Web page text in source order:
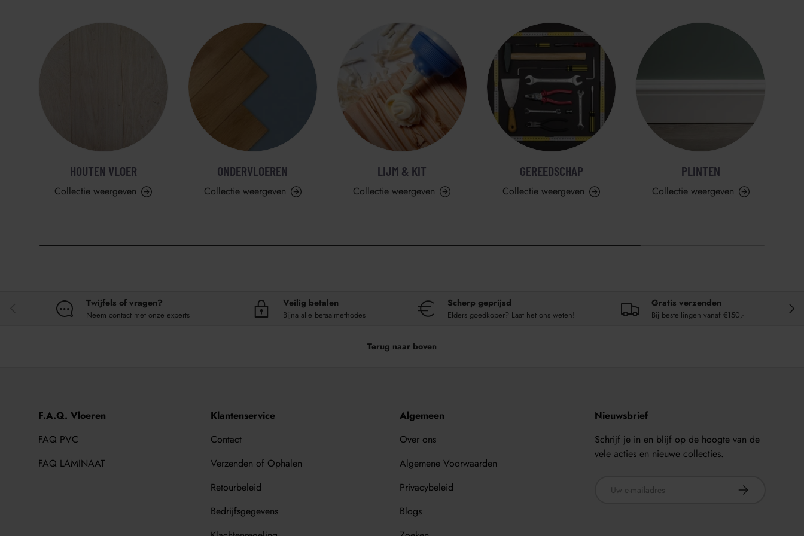
HOUTEN VLOER
Collectie weergeven
ONDERVLOEREN
Collectie weergeven
LIJM & KIT
Collectie weergeven
GEREEDSCHAP
Collectie weergeven
PLINTEN
Collectie weergeven
Twijfels of vragen?
Neem contact met onze experts
Veilig betalen
Bijna alle betaalmethodes
Scherp geprijsd
Elders goedkoper? Laat het ons weten!
Gratis verzenden
Bij bestellingen vanaf €150,-
Terug naar boven
F.A.Q. Vloeren
FAQ PVC
FAQ LAMINAAT
Klantenservice
Contact
Verzenden of Ophalen
Retourbeleid
Bedrijfsgegevens
Algemeen
Over ons
Algemene Voorwaarden
Privacybeleid
Blogs
Nieuwsbrief
Schrijf je in en blijf op de hoogte van de
vele acties en nieuwe collecties.
ABONNEER